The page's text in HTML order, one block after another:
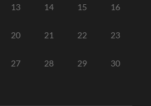
13 14 15 16
20 21 22 23
27 28 29 30